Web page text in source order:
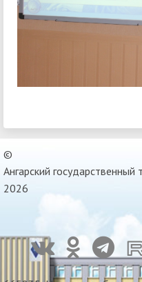
©
Ангарский
2026